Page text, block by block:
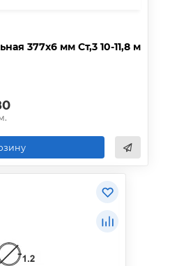
377х6 мм Ст,3 10-11,8 м